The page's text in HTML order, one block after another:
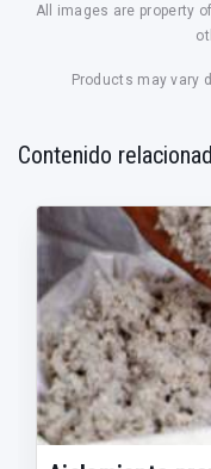
All images are property
Products may vary
Contenido